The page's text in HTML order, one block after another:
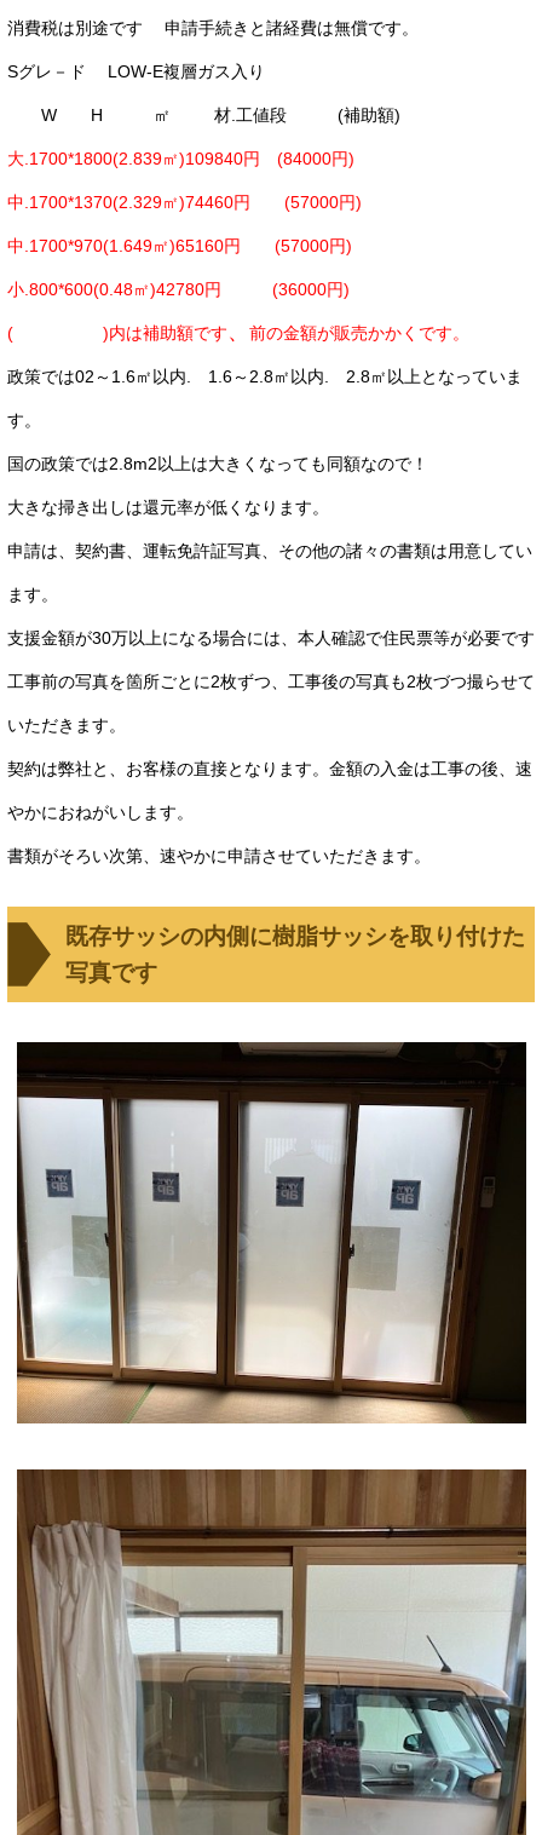
消費税は別途です 申請手続きと諸経費は無償です。
Sグレ－ド LOW-E複層ガス入り
W H ㎡ 材.工値段 (補助額)
大.1700*1800(2.839㎡)109840円 (84000円)
中.1700*1370(2.329㎡)74460円 (57000円)
中.1700*970(1.649㎡)65160円 (57000円)
小.800*600(0.48㎡)42780円 (36000円)
( )内は補助額です、 前の金額が販売かかくです。
政策では02～1.6㎡以内. 1.6～2.8㎡以内. 2.8㎡以上となっていま
す。
国の政策では2.8m2以上は大きくなっても同額なので！
大きな掃き出しは還元率が低くなります。
申請は、契約書、運転免許証写真、その他の諸々の書類は用意してい
ます。
支援金額が30万以上になる場合には、本人確認で住民票等が必要です
工事前の写真を箇所ごとに2枚ずつ、工事後の写真も2枚づつ撮らせて
いただきます。
契約は弊社と、お客様の直接となります。金額の入金は工事の後、速
やかにおねがいします。
書類がそろい次第、速やかに申請させていただきます。
既存サッシの内側に樹脂サッシを取り付けた
写真です